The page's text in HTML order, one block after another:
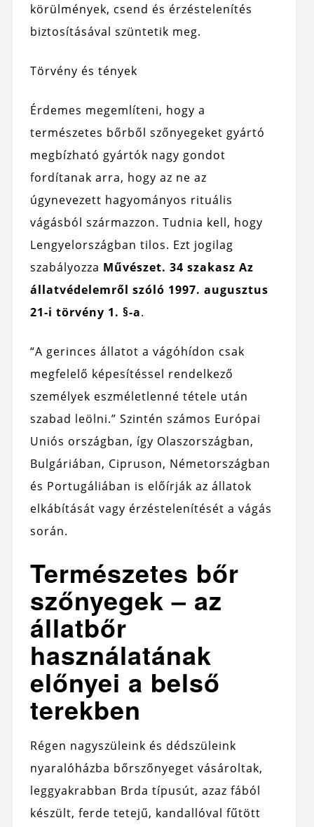
körülmények, csend és érzéstelenítés
biztosításával szüntetik meg.
Törvény és tények
Érdemes megemlíteni, hogy a
természetes bőrből szőnyegeket gyártó
megbízható gyártók nagy gondot
fordítanak arra, hogy az ne az
úgynevezett hagyományos rituális
vágásból származzon. Tudnia kell, hogy
Lengyelországban tilos. Ezt jogilag
szabályozza Művészet. 34 szakasz Az
állatvédelemről szóló 1997. augusztus
21-i törvény 1. §-a.
“A gerinces állatot a vágóhídon csak
megfelelő képesítéssel rendelkező
személyek eszméletlenné tétele után
szabad leölni.” Szintén számos Európai
Uniós országban, így Olaszországban,
Bulgáriában, Cipruson, Németországban
és Portugáliában is előírják az állatok
elkábítását vagy érzéstelenítését a vágás
során.
Természetes bőr
szőnyegek – az
állatbőr
használatának
előnyei a belső
terekben
Régen nagyszüleink és dédszüleink
nyaralóházba bőrszőnyeget vásároltak,
leggyakrabban Brda típusút, azaz fából
készült, ferde tetejű, kandallóval fűtött